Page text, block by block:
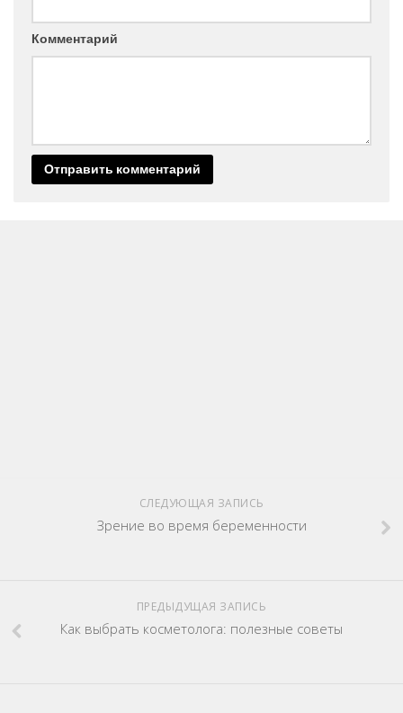
Комментарий
СЛЕДУЮЩАЯ ЗАПИСЬ
Зрение во время беременности
ПРЕДЫДУЩАЯ ЗАПИСЬ
Как выбрать косметолога: полезные советы